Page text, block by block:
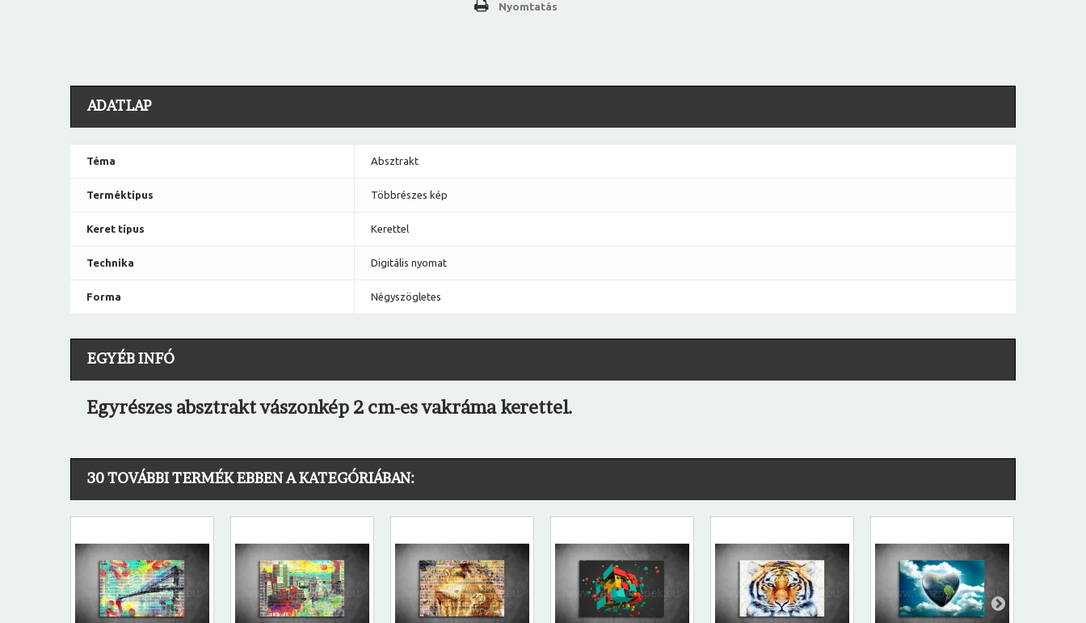
Nyomtatás
ADATLAP
Téma Absztrakt
Terméktípus Többrészes kép
Keret típus Kerettel
Technika Digitális nyomat
Forma Négyszögletes
EGYÉB INFÓ
Egyrészes absztrakt vászonkép 2 cm-es vakráma kerettel.
30 TOVÁBBI TERMÉK EBBEN A KATEGÓRIÁBAN: